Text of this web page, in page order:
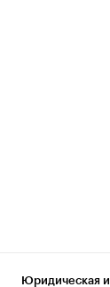
Юридическая